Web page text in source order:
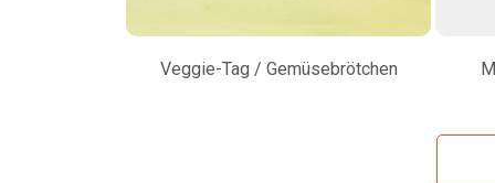
Veggie-Tag / Gemüsebrötchen